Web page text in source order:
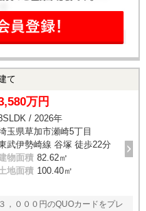
て
万円
/ 2026年
玉県草加市瀬崎5丁目
武伊勢崎線 谷塚 徒歩22分
物面積 82.62㎡
地面積 100.40㎡
，０００円のQUOカードをプレ